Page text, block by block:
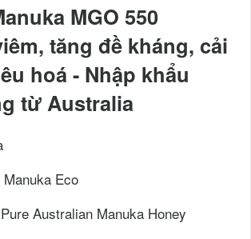
MGO 550
tăng đề kháng, cải
hoá - Nhập khẩu
từ Australia
Manuka Eco
Australian Manuka Honey